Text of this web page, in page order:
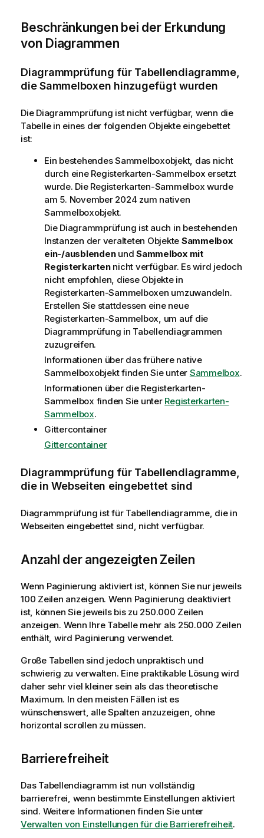
Beschränkungen bei der Erkundung
von Diagrammen
Diagrammprüfung für Tabellendiagramme,
die Sammelboxen hinzugefügt wurden
Die Diagrammprüfung ist nicht verfügbar, wenn die
Tabelle in eines der folgenden Objekte eingebettet
ist:
Ein bestehendes Sammelboxobjekt, das nicht
durch eine Registerkarten-Sammelbox ersetzt
wurde. Die Registerkarten-Sammelbox wurde
am 5. November 2024 zum nativen
Sammelboxobjekt.
Die Diagrammprüfung ist auch in bestehenden
Instanzen der veralteten Objekte Sammelbox
ein-/ausblendenund Sammelbox mit
Registerkartennicht verfügbar. Es wird jedoch
nicht empfohlen, diese Objekte in
Registerkarten-Sammelboxen umzuwandeln.
Erstellen Sie stattdessen eine neue
Registerkarten-Sammelbox, um auf die
Diagrammprüfung in Tabellendiagrammen
zuzugreifen.
Informationen über das frühere native
Sammelboxobjekt finden Sie unter Sammelbox.
Informationen über die Registerkarten-
Sammelbox finden Sie unter Registerkarten-
Sammelbox.
Gittercontainer
Gittercontainer
Diagrammprüfung für Tabellendiagramme,
die in Webseiten eingebettet sind
Diagrammprüfung ist für Tabellendiagramme, die in
Webseiten eingebettet sind, nicht verfügbar.
Anzahl der angezeigten Zeilen
Wenn Paginierung aktiviert ist, können Sie nur jeweils
100 Zeilen anzeigen. Wenn Paginierung deaktiviert
ist, können Sie jeweils bis zu 250.000 Zeilen
anzeigen. Wenn Ihre Tabelle mehr als 250.000 Zeilen
enthält, wird Paginierung verwendet.
Große Tabellen sind jedoch unpraktisch und
schwierig zu verwalten. Eine praktikable Lösung wird
daher sehr viel kleiner sein als das theoretische
Maximum. In den meisten Fällen ist es
wünschenswert, alle Spalten anzuzeigen, ohne
horizontal scrollen zu müssen.
Barrierefreiheit
Das Tabellendiagramm ist nun vollständig
barrierefrei, wenn bestimmte Einstellungen aktiviert
sind. Weitere Informationen finden Sie unter
Verwalten von Einstellungen für die Barrierefreiheit.